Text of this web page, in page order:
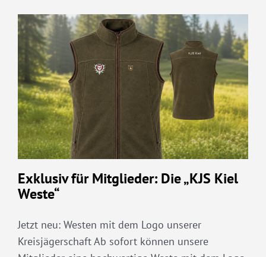
Exklusiv für Mitglieder: Die „KJS Kiel
Weste“
Jetzt neu: Westen mit dem Logo unserer
Kreisjägerschaft Ab sofort können unsere